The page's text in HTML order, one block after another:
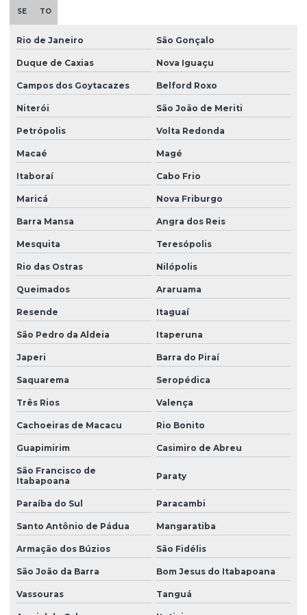
Freio para ponte rolante multimarcas
Gancho para ponte rolante
Importadora de equipamento swf
Importadora de peças ponte rolante multimarcas
Instalação de barramento blindado
Instalação de nr 12 em pontes rolantes
Inversor de frequência para ponte rolante
Laudo de ponte rolante
Limitador de carga para ponte rolante
Manutenção corretiva de ponte rolante em sc
Manutenção corretiva em pontes rolantes
Manutenção corretiva em talhas
Manutenção ponte rolante
Manutenção ponte rolante rio de janeiro
Manutenção ponte rolante santa catarina
Manutenção ponte rolante swf
Manutenção preventiva de ponte rolante em am
Manutenção preventiva ponte rolante araquari
Manutenção preventiva ponte rolante caxias do sul
Manutenção preventiva ponte rolante curitiba
SE TO
Rio de Janeiro São Gonçalo
Duque de Caxias Nova Iguaçu
Campos dos Goytacazes Belford Roxo
Niterói São João de Meriti
Petrópolis Volta Redonda
Macaé Magé
Itaboraí Cabo Frio
Maricá Nova Friburgo
Barra Mansa Angra dos Reis
Mesquita Teresópolis
Rio das Ostras Nilópolis
Queimados Araruama
Resende Itaguaí
São Pedro da Aldeia Itaperuna
Japeri Barra do Piraí
Saquarema Seropédica
Três Rios Valença
Cachoeiras de Macacu Rio Bonito
Guapimirim Casimiro de Abreu
São Francisco de
Itabapoana
Paraty
Paraíba do Sul Paracambi
Santo Antônio de Pádua Mangaratiba
Armação dos Búzios São Fidélis
São João da Barra Bom Jesus do Itabapoana
Vassouras Tanguá